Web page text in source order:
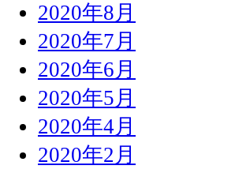
2020年8月
2020年7月
2020年6月
2020年5月
2020年4月
2020年2月